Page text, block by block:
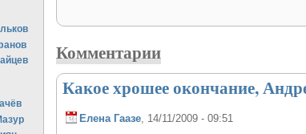
Комментарии
Какое хрошее окончание,
Елена Гаазе, 14/11/2009 - 09:51